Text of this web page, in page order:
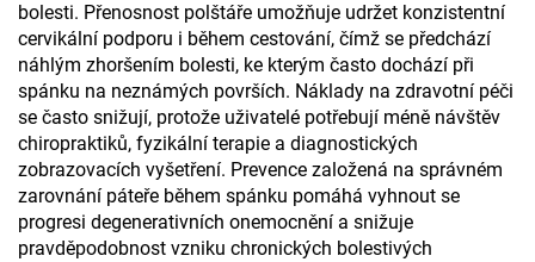
bolesti. Přenosnost polštáře umožňuje udržet konzistentní
cervikální podporu i během cestování, čímž se předchází
náhlým zhoršením bolesti, ke kterým často dochází při
spánku na neznámých površích. Náklady na zdravotní péči
se často snižují, protože uživatelé potřebují méně návštěv
chiropraktiků, fyzikální terapie a diagnostických
zobrazovacích vyšetření. Prevence založená na správném
zarovnání páteře během spánku pomáhá vyhnout se
progresi degenerativních onemocnění a snižuje
pravděpodobnost vzniku chronických bolestivých